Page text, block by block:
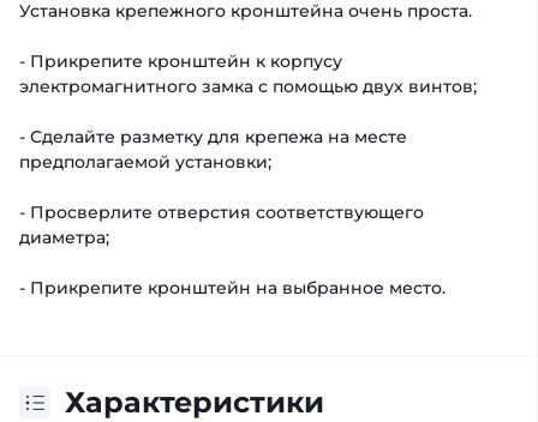
Установка крепежного кронштейна очень проста.
- Прикрепите кронштейн к корпусу
электромагнитного замка с помощью двух винтов;
- Сделайте разметку для крепежа на месте
предполагаемой установки;
- Просверлите отверстия соответствующего
диаметра;
- Прикрепите кронштейн на выбранное место.
Характеристики